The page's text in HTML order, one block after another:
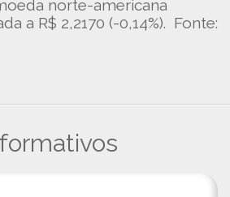
norte-americana
a R$ 2,2170 (-0,14%). Fonte: